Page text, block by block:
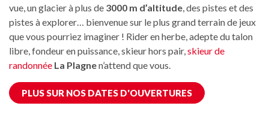
vue, un glacier à plus de 3000 m d’altitude, des pistes et des
pistes à explorer… bienvenue sur le plus grand terrain de jeux
que vous pourriez imaginer ! Rider en herbe, adepte du talon
libre, fondeur en puissance, skieur hors pair,skieur de
randonnée La Plagnen’attend que vous.
PLUS SUR NOS DATES D'OUVERTURES